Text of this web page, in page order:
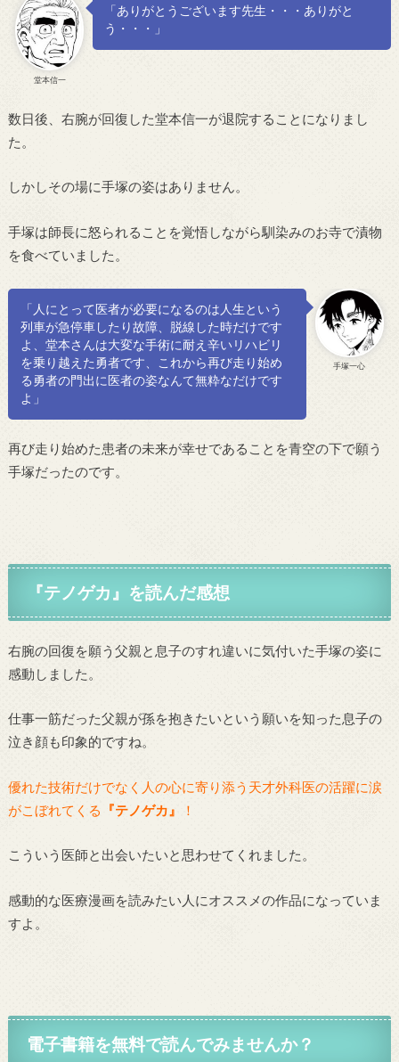
堂本信一
「ありがとうございます先生・・・ありがと
う・・・」
数日後、右腕が回復した堂本信一が退院することになりまし
た。
しかしその場に手塚の姿はありません。
手塚は師長に怒られることを覚悟しながら馴染みのお寺で漬物
を食べていました。
手塚一心
「人にとって医者が必要になるのは人生という
列車が急停車したり故障、脱線した時だけです
よ、堂本さんは大変な手術に耐え辛いリハビリ
を乗り越えた勇者です、これから再び走り始め
る勇者の門出に医者の姿なんて無粋なだけです
よ」
再び走り始めた患者の未来が幸せであることを青空の下で願う
手塚だったのです。
『テノゲカ』 を読んだ感想
右腕の回復を願う父親と息子のすれ違いに気付いた手塚の姿に
感動しました。
仕事一筋だった父親が孫を抱きたいという願いを知った息子の
泣き顔も印象的ですね。
優れた技術だけでなく人の心に寄り添う天才外科医の活躍に涙
がこぼれてくる
『テノゲカ』 ！
こういう医師と出会いたいと思わせてくれました。
感動的な医療漫画を読みたい人にオススメの作品になっていま
すよ。
電子書籍を無料で読んでみませんか？